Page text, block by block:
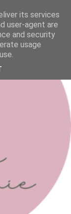
its services
user-agent are
and security
usage